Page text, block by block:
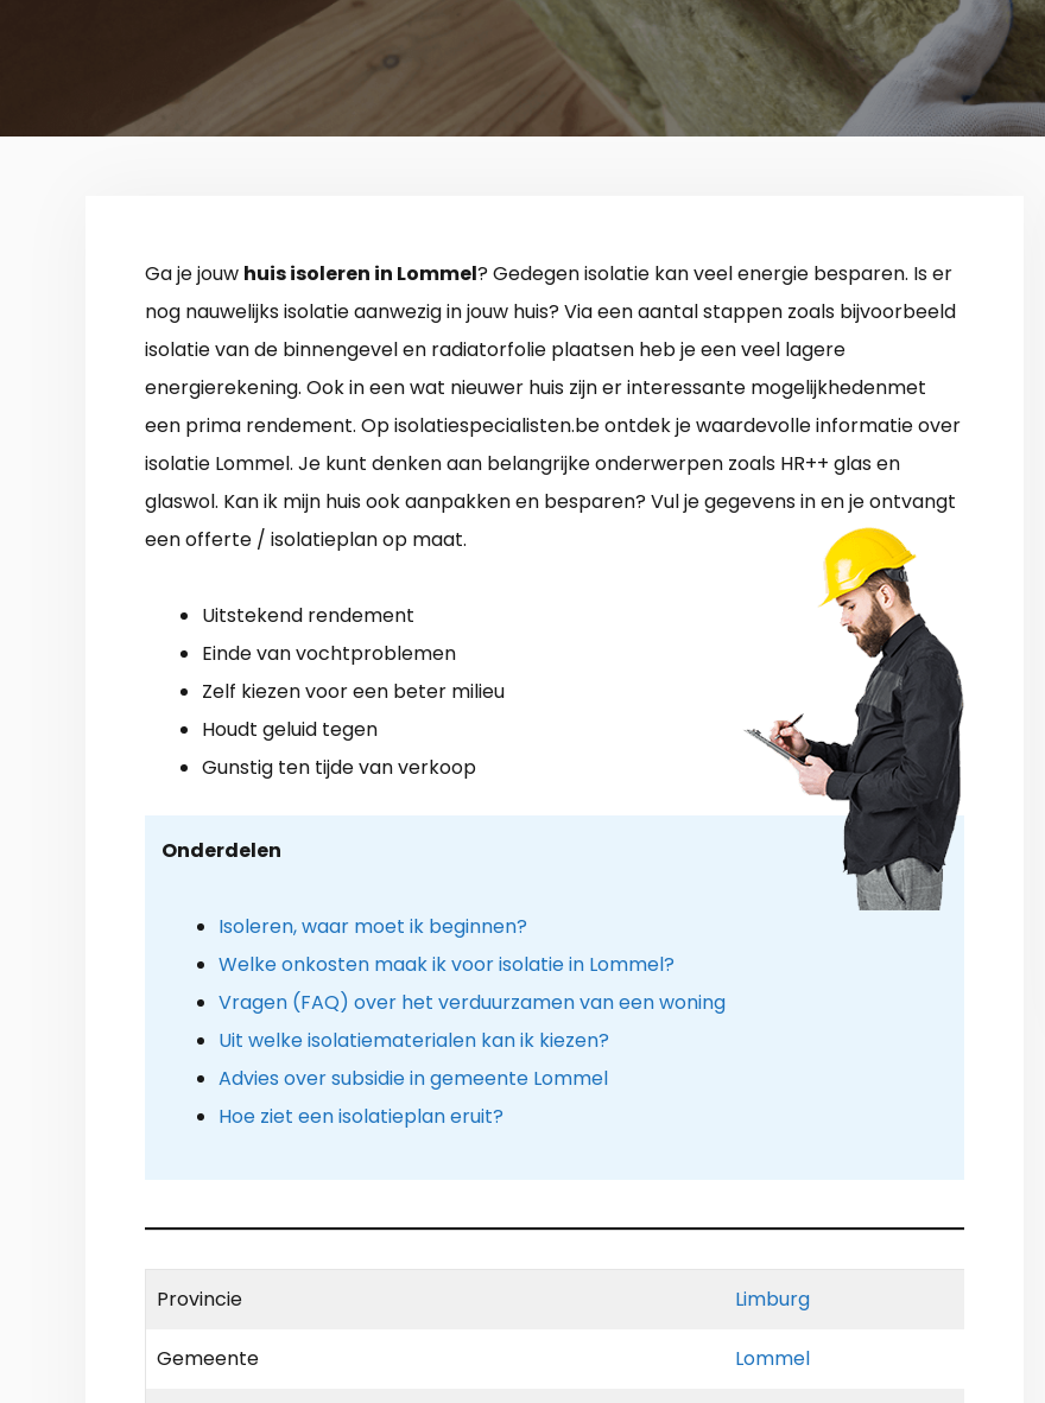
Ga je jouw huis isoleren in Lommel? Gedegen isolatie kan veel energie besparen. Is er
nog nauwelijks isolatie aanwezig in jouw huis? Via een aantal stappen zoals bijvoorbeeld
isolatie van de binnengevel en radiatorfolie plaatsen heb je een veel lagere
energierekening. Ook in een wat nieuwer huis zijn er interessante mogelijkhedenmet
een prima rendement. Op isolatiespecialisten.be ontdek je waardevolle informatie over
isolatie Lommel. Je kunt denken aan belangrijke onderwerpen zoals HR++ glas en
glaswol. Kan ik mijn huis ook aanpakken en besparen? Vul je gegevens in en je ontvangt
een offerte / isolatieplan op maat.
Uitstekend rendement
Einde van vochtproblemen
Zelf kiezen voor een beter milieu
Houdt geluid tegen
Gunstig ten tijde van verkoop
Onderdelen
Isoleren, waar moet ik beginnen?
Welke onkosten maak ik voor isolatie in Lommel?
Vragen (FAQ) over het verduurzamen van een woning
Uit welke isolatiematerialen kan ik kiezen?
Advies over subsidie in gemeente Lommel
Hoe ziet een isolatieplan eruit?
Provincie Limburg
Gemeente Lommel